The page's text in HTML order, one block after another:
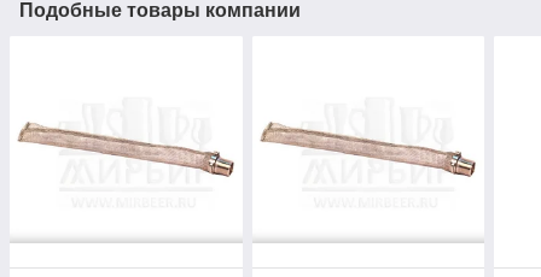
Подобные товары компании